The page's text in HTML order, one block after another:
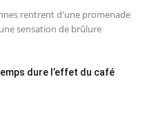
rentrent d'une promenade
sensation de brûlure
dure l’effet du café